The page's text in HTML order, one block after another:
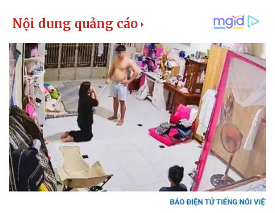
Thị trường